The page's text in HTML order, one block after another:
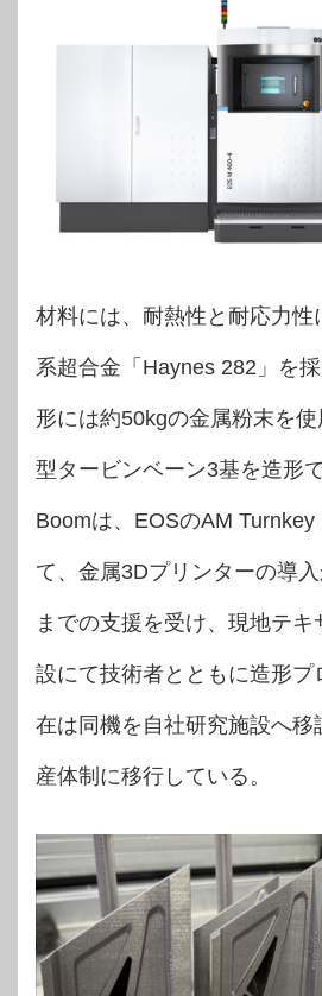
材料には、耐熱性と耐応力性
系超合金「Haynes 282」を
形には約50kgの金属粉末を
型タービンベーン3基を造形
Boomは、EOSのAM Turnkey
て、金属3Dプリンターの導
までの支援を受け、現地テ
設にて技術者とともに造形プ
在は同機を自社研究施設へ移
産体制に移行している。